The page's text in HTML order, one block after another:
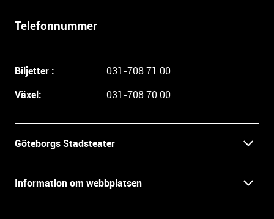
Telefonnummer
Biljetter :
031-708 71 00
Växel:
031-708 70 00
Göteborgs Stadsteater
Press
Information om webbplatsen